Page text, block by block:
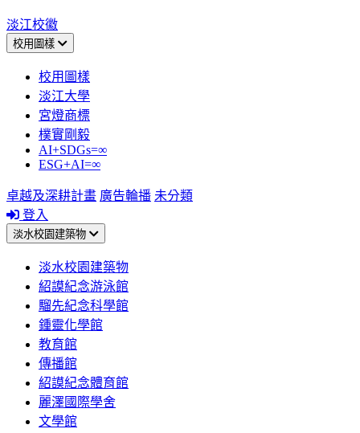
淡江校徽
校用圖樣
校用圖樣
淡江大學
宮燈商標
樸實剛毅
AI+SDGs=∞
ESG+AI=∞
卓越及深耕計畫 廣告輪播 未分類
登入
淡水校園建築物
淡水校園建築物
紹謨紀念游泳館
騮先紀念科學館
鍾靈化學館
教育館
傳播館
紹謨紀念體育館
麗澤國際學舍
文學館